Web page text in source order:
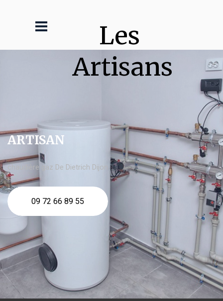
Les
Artisans
ARTISAN
chaudière gaz De Dietrich Dijon
09 72 66 89 55